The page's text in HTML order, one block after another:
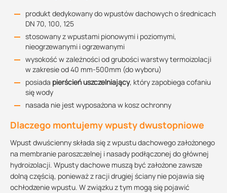
produkt dedykowany do wpustów dachowych o średnicach
DN 70, 100, 125
stosowany z wpustami pionowymi i poziomymi,
nieogrzewanymi i ogrzewanymi
wysokość w zależności od grubości warstwy termoizolacji
w zakresie od 40 mm-500mm (do wyboru)
posiada pierścień uszczelniający, który zapobiega cofaniu
się wody
nasada nie jest wyposażona w kosz ochronny
Dlaczego montujemy wpusty dwustopniowe
Wpust dwuścienny składa się z wpustu dachowego założonego
na membranie paroszczelnej i nasady podłączonej do głównej
hydroizolacji. Wpusty dachowe muszą być założone zawsze
dolną częścią, ponieważ z racji drugiej ściany nie pojawia się
ochłodzenie wpustu. W związku z tym mogą się pojawić